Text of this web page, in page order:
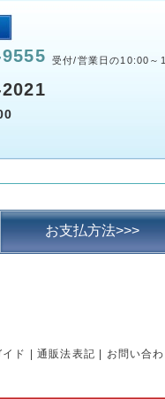
受付/営業日の10:00～
お支払方法>>>
ド 通販法表記 お問い合